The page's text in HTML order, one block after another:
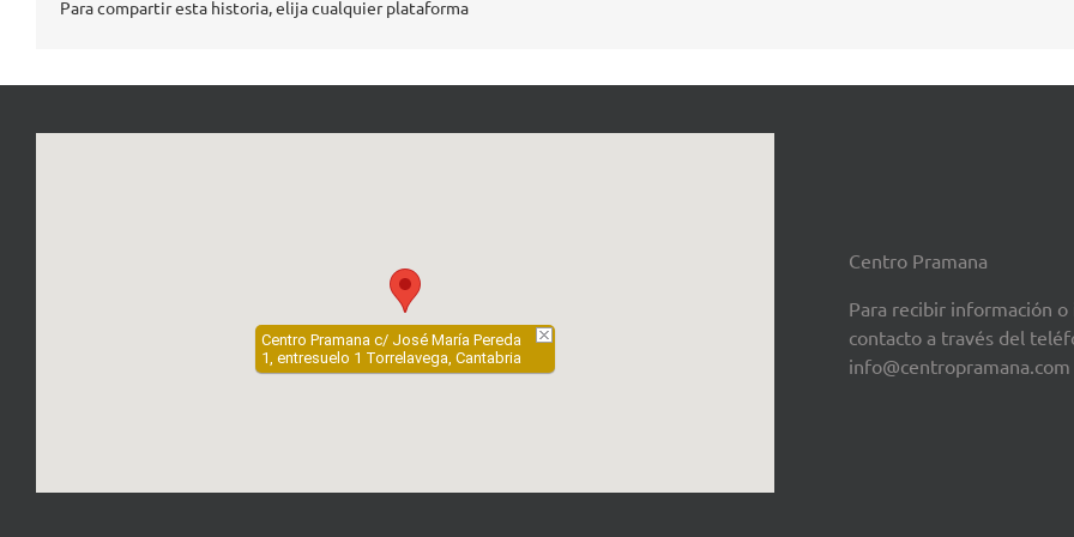
Para compartir esta historia, elija cualquier plataforma
Centro Pramana c/ José María Pereda
1, entresuelo 1 Torrelavega, Cantabria
Centro Pramana
Para recibir información
contacto a través del
info@centropramana.com